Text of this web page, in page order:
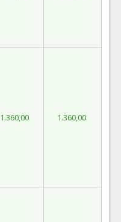
1.360,00 1.360,00